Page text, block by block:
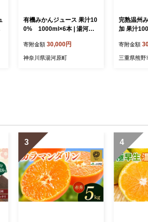
有機みかんジュース 果汁10
0% 1000ml×6本 | 湯河原
作りジュース 青島みかん ビ
タミン
寄附金額 30,000円
神奈川県湯河原町
完熟温州
加 果汁
2種セット
箱入り ミ
寄附金額
三重県熊野
3 4